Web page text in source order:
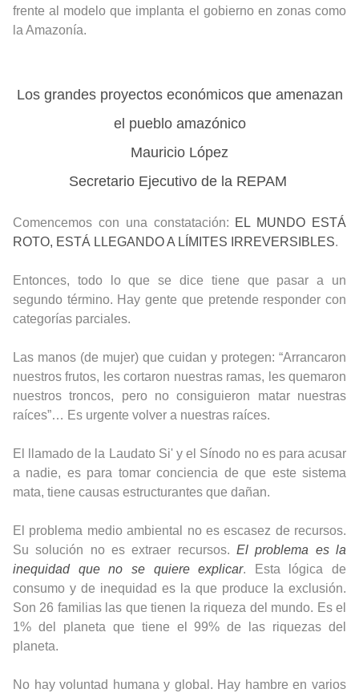
frente al modelo que implanta el gobierno en zonas como
la Amazonía.
Los grandes proyectos económicos que amenazan
el pueblo amazónico
Mauricio López
Secretario Ejecutivo de la REPAM
Comencemos con una constatación: EL MUNDO ESTÁ
ROTO, ESTÁ LLEGANDO A LÍMITES IRREVERSIBLES.
Entonces, todo lo que se dice tiene que pasar a un
segundo término. Hay gente que pretende responder con
categorías parciales.
Las manos (de mujer) que cuidan y protegen: “Arrancaron
nuestros frutos, les cortaron nuestras ramas, les quemaron
nuestros troncos, pero no consiguieron matar nuestras
raíces”… Es urgente volver a nuestras raíces.
El llamado de la Laudato Si' y el Sínodo no es para acusar
a nadie, es para tomar conciencia de que este sistema
mata, tiene causas estructurantes que dañan.
El problema medio ambiental no es escasez de recursos.
Su solución no es extraer recursos. El problema es la
inequidad que no se quiere explicar. Esta lógica de
consumo y de inequidad es la que produce la exclusión.
Son 26 familias las que tienen la riqueza del mundo. Es el
1% del planeta que tiene el 99% de las riquezas del
planeta.
No hay voluntad humana y global. Hay hambre en varios